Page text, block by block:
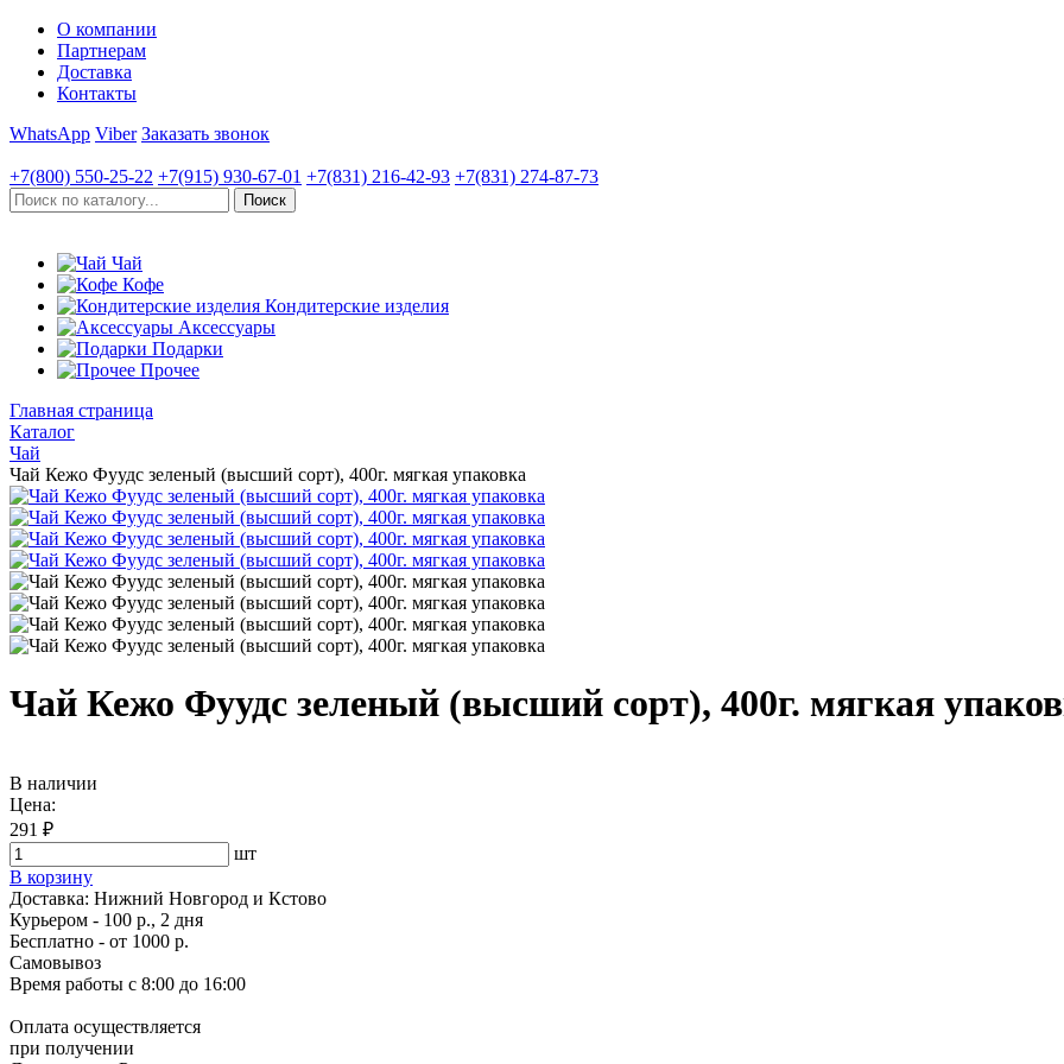
О компании
Партнерам
Доставка
Контакты
WhatsApp Viber Заказать звонок
+7(800) 550-25-22 +7(915) 930-67-01 +7(831) 216-42-93 +7(831) 274-87-73
Чай
Кофе
Кондитерские изделия
Аксессуары
Подарки
Прочее
Главная страница
Каталог
Чай
Чай Кежо Фуудс зеленый (высший сорт), 400г. мягкая упаковка
Чай Кежо Фуудс зеленый (высший сорт), 400г. мягкая
В наличии
Цена:
291 ₽
шт
В корзину
Доставка: Нижний Новгород и Кстово
Курьером - 100 р., 2 дня
Бесплатно - от 1000 р.
Самовывоз
Время работы с 8:00 до 16:00
Оплата осуществляется
при получении